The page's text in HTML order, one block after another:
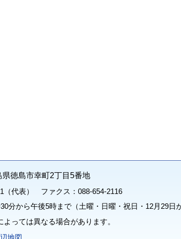
徳島市幸町2丁目5番地
（代表） ファクス：088-654-2116
分から午後5時まで（土曜・日曜・祝日・12月29日
っては異なる場合があります。
地図